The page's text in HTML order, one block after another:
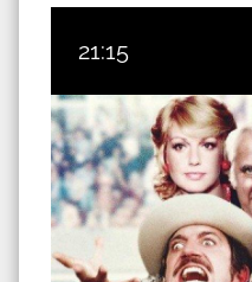
21:15